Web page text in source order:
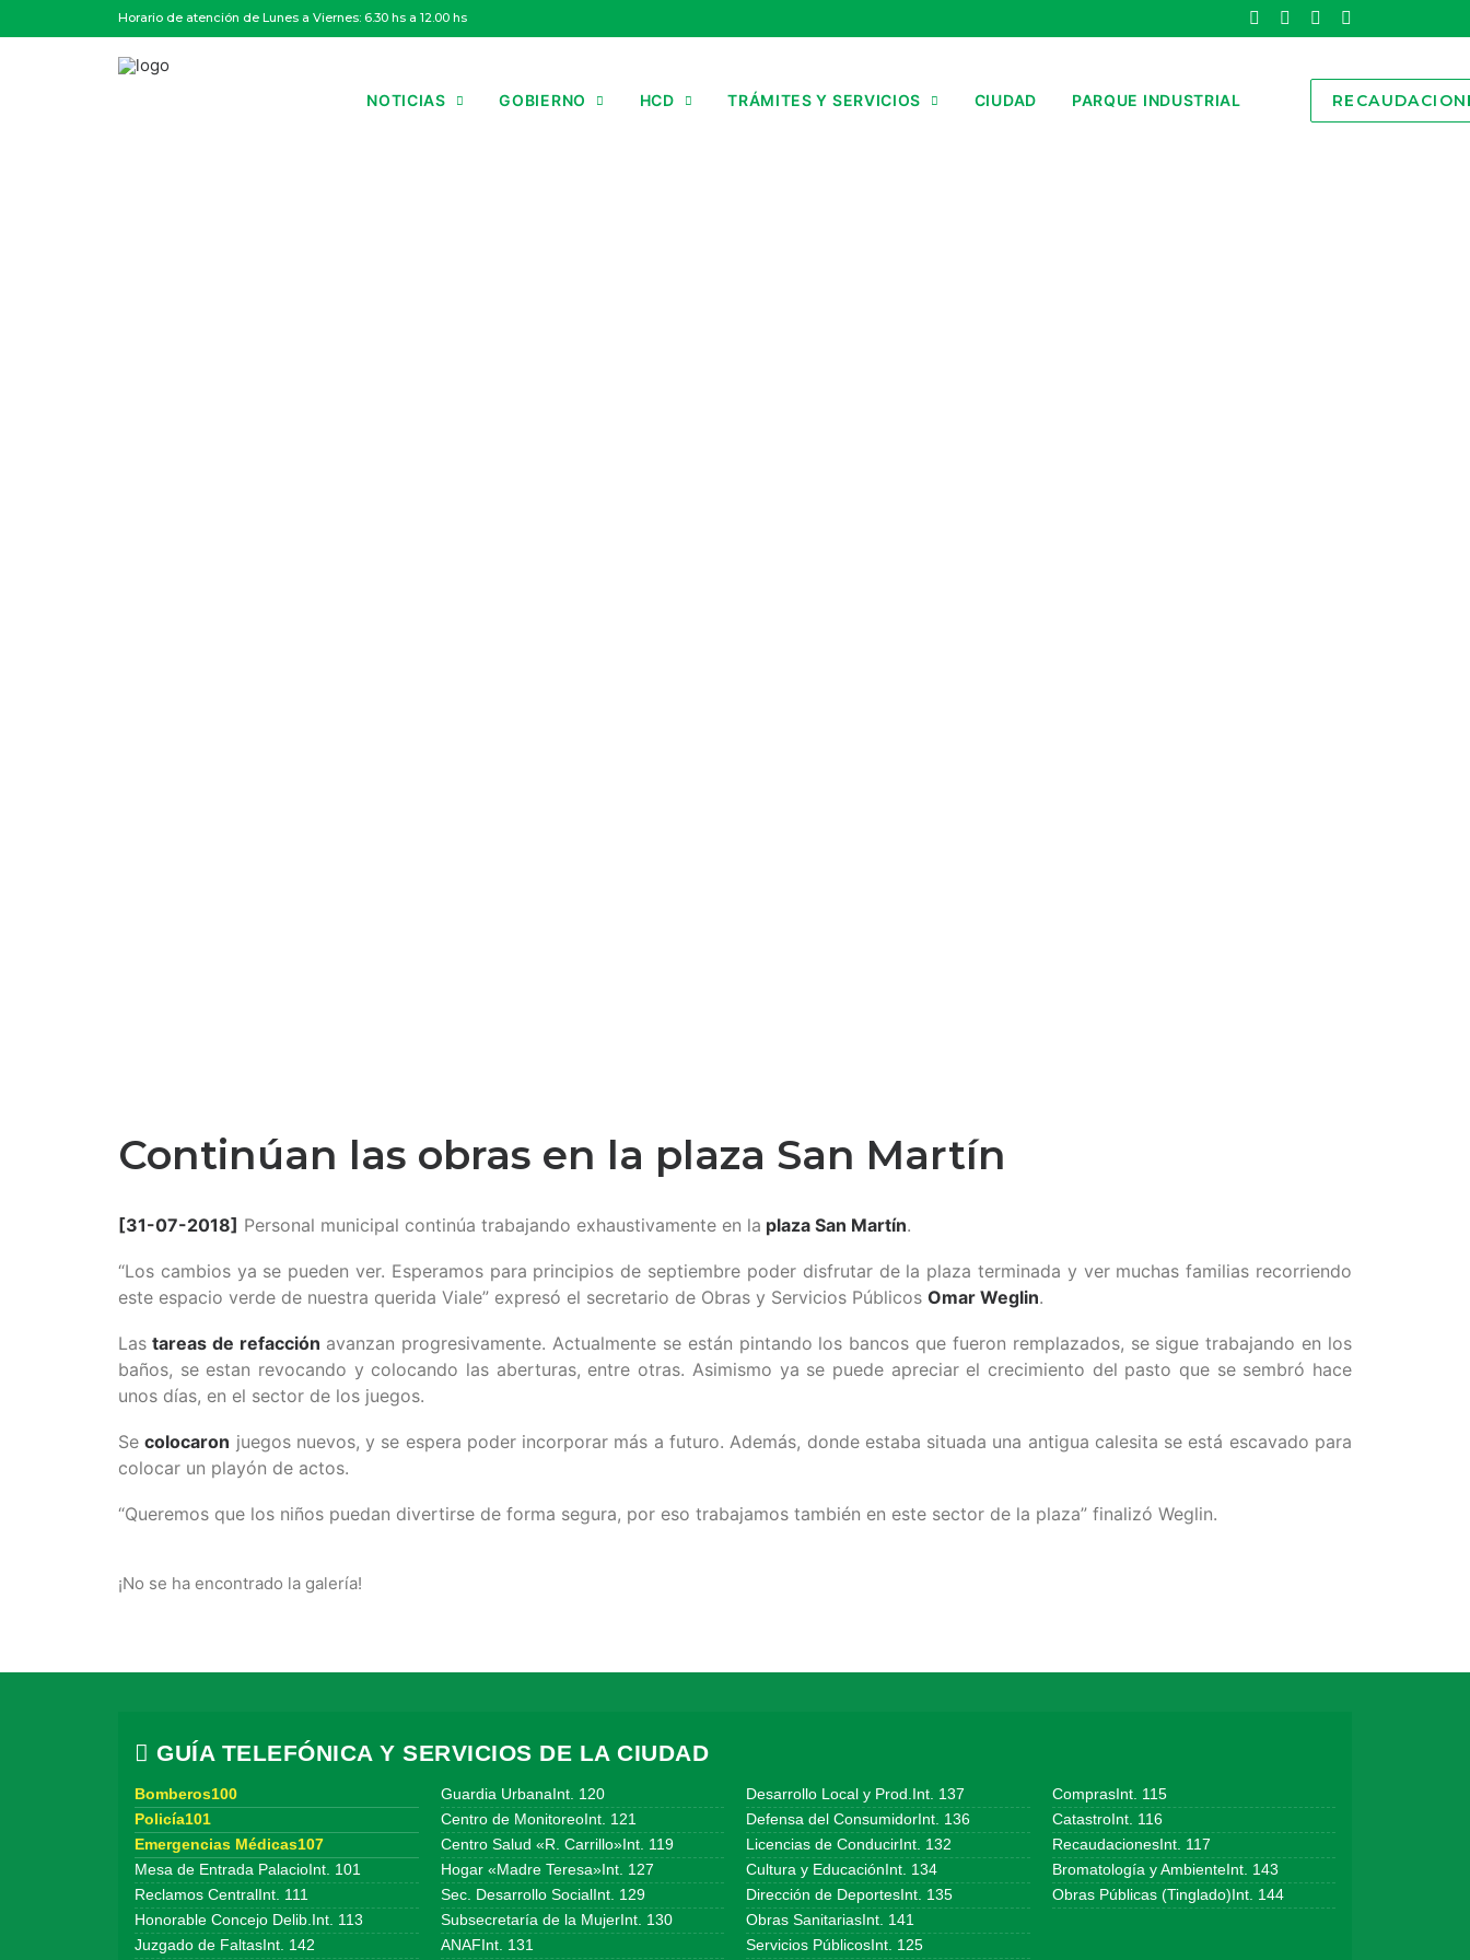
Horario de atención de Lunes a Viernes: 6.30 hs a 12.00 hs
NOTICIAS GOBIERNO HCD TRÁMITES Y SERVICIOS CIUDAD PARQUE INDUSTRIAL
Continúan las obras en la plaza San Martín
[31-07-2018] Personal municipal continúa trabajando exhaustivamente en la plaza San Martín.
“Los cambios ya se pueden ver. Esperamos para principios de septiembre poder disfrutar de la plaza terminada y ver muchas familias recorriendo
este espacio verde de nuestra querida Viale” expresó el secretario de Obras y Servicios Públicos Omar Weglin.
Las tareas de refacción avanzan progresivamente. Actualmente se están pintando los bancos que fueron remplazados, se sigue trabajando en los
baños, se estan revocando y colocando las aberturas, entre otras. Asimismo ya se puede apreciar el crecimiento del pasto que se sembró hace
unos días, en el sector de los juegos.
Secolocaron juegos nuevos, y se espera poder incorporar más a futuro. Además, donde estaba situada una antigua calesita se está escavado para
colocar un playón de actos.
“Queremos que los niños puedan divertirse de forma segura, por eso trabajamos también en este sector de la plaza” finalizó Weglin.
¡No se ha encontrado la galería!
GUÍA TELEFÓNICA Y SERVICIOS DE LA CIUDAD
Bomberos100
Policía101
Emergencias Médicas107
Mesa de Entrada PalacioInt. 101
Reclamos CentralInt. 111
Honorable Concejo Delib.Int. 113
Juzgado de FaltasInt. 142
Guardia UrbanaInt. 120
Centro de MonitoreoInt. 121
Centro Salud «R. Carrillo»Int. 119
Hogar «Madre Teresa»Int. 127
Sec. Desarrollo SocialInt. 129
Subsecretaría de la MujerInt. 130
ANAFInt. 131
Desarrollo Local y Prod.Int. 137
Defensa del ConsumidorInt. 136
Licencias de ConducirInt. 132
Cultura y EducaciónInt. 134
Dirección de DeportesInt. 135
Obras SanitariasInt. 141
Servicios PúblicosInt. 125
ComprasInt. 115
CatastroInt. 116
RecaudacionesInt. 117
Bromatología y AmbienteInt. 143
Obras Públicas (Tinglado)Int. 144